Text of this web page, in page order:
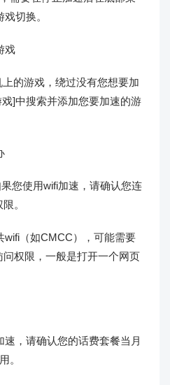
切换。
戏
的游戏，绕过没有您想要加
]中搜索并添加您要加速的游
您使用wifi加速，请确认您连
。
wifi（如CMCC），可能需要
权限，一般是打开一个网页
速，请确认您的话费套餐当月
。